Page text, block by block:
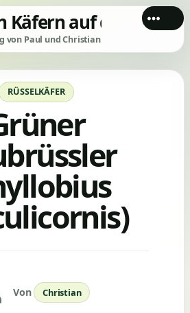
Käfern auf der Spur!
von Paul und Christian
Kategorien
RÜSSELKÄFER
Von Christian